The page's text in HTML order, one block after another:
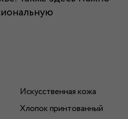
Искусственная кожа
Хлопок принтованный